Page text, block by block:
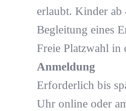
erlaubt. Kinder ab
Begleitung eines
Freie Platzwahl in
Anmeldung
Erforderlich bis
Uhr online oder